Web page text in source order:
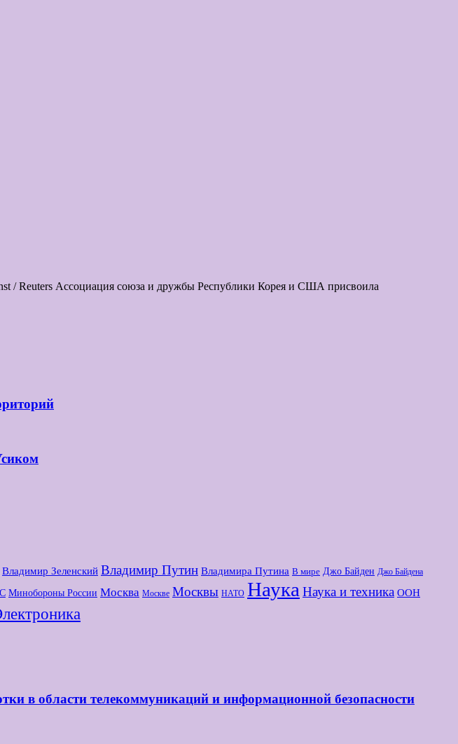
/ Reuters Ассоциация союза и дружбы Республики Корея и США присвоила
Владимир Зеленский Владимир Путин Владимира Путина В мире Джо Байден Джо Байдена
Минобороны России Москва Москве Москвы НАТО Наука Наука и техника ООН
в области телекоммуникаций и информационной безопасности